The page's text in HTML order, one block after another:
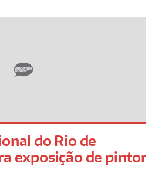
do Rio de
exposição de pintor